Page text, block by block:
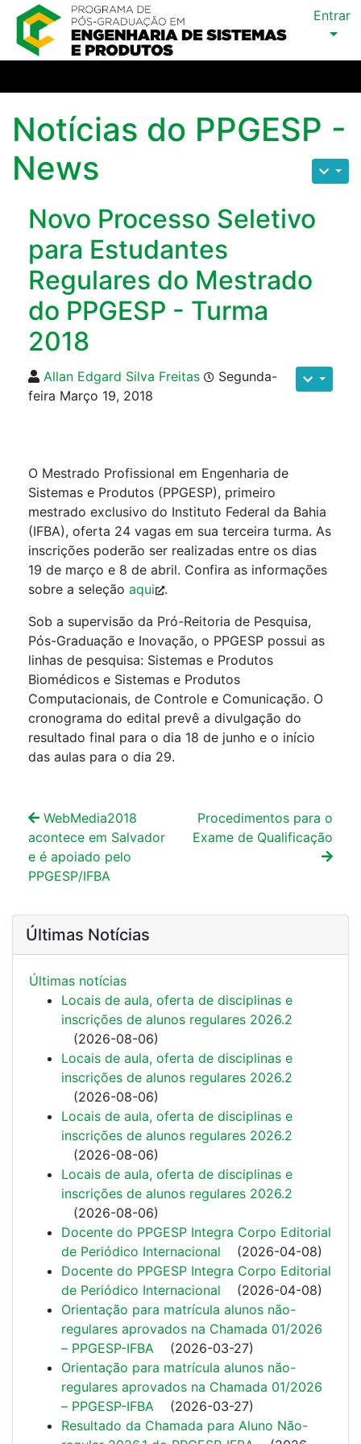
Entrar
Notícias do PPGESP -
News
Novo Processo Seletivo
para Estudantes
Regulares do Mestrado
do PPGESP - Turma
2018
Allan Edgard Silva Freitas
Segunda-
feira Março 19, 2018
O Mestrado Profissional em Engenharia de
Sistemas e Produtos (PPGESP), primeiro
mestrado exclusivo do Instituto Federal da Bahia
(IFBA), oferta 24 vagas em sua terceira turma. As
inscrições poderão ser realizadas entre os dias
19 de março e 8 de abril. Confira as informações
sobre a seleção aqui
.
Sob a supervisão da Pró-Reitoria de Pesquisa,
Pós-Graduação e Inovação, o PPGESP possui as
linhas de pesquisa: Sistemas e Produtos
Biomédicos e Sistemas e Produtos
Computacionais, de Controle e Comunicação. O
cronograma do edital prevê a divulgação do
resultado final para o dia 18 de junho e o início
das aulas para o dia 29.
WebMedia2018
acontece em Salvador
e é apoiado pelo
PPGESP/IFBA
Procedimentos para o
Exame de Qualificação
Últimas Notícias
Últimas notí­cias
Locais de aula, oferta de disciplinas e
inscrições de alunos regulares 2026.2
(2026-08-06)
Locais de aula, oferta de disciplinas e
inscrições de alunos regulares 2026.2
(2026-08-06)
Locais de aula, oferta de disciplinas e
inscrições de alunos regulares 2026.2
(2026-08-06)
Locais de aula, oferta de disciplinas e
inscrições de alunos regulares 2026.2
(2026-08-06)
Docente do PPGESP Integra Corpo Editorial
de Periódico Internacional
(2026-04-08)
Docente do PPGESP Integra Corpo Editorial
de Periódico Internacional
(2026-04-08)
Orientação para matrícula alunos não-
regulares aprovados na Chamada 01/2026
– PPGESP-IFBA (2026-03-27)
Orientação para matrícula alunos não-
regulares aprovados na Chamada 01/2026
– PPGESP-IFBA (2026-03-27)
Resultado da Chamada para Aluno Não-